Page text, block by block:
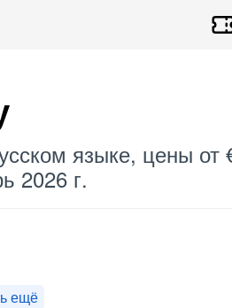
языке, цены от
2026 г.
ещё